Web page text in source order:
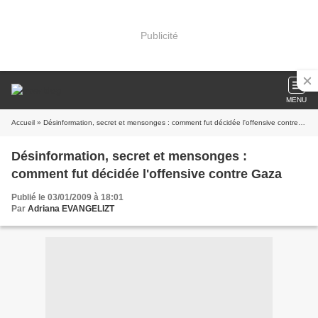
Publicité
MENU
Accueil » Désinformation, secret et mensonges : comment fut décidée l'offensive contre Gaza
Désinformation, secret et mensonges :
comment fut décidée l'offensive contre Gaza
Publié le 03/01/2009 à 18:01
Par Adriana EVANGELIZT